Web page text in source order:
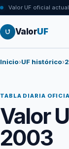
Valor UF oficial
ValorUF
Inicio›UF histórico›
TABLA DIARIA
Valor
2003